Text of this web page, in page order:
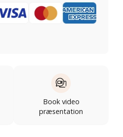
Book video
præsentation